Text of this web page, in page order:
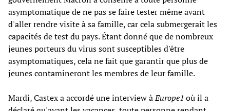
asymptomatique de ne pas se faire tester même avant
d'aller rendre visite à sa famille, car cela submergerait les
capacités de test du pays. Étant donné que de nombreux
jeunes porteurs du virus sont susceptibles d'être
asymptomatiques, cela ne fait que garantir que plus de
jeunes contamineront les membres de leur famille.
Mardi, Castex a accordé une interview àEurope1 où il a